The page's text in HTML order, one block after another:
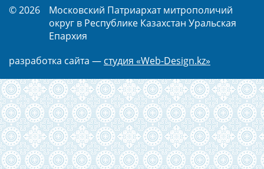
© 2026
Московский Патриархат митрополичий
округ в Республике Казахстан Уральская
Епархия
разработка сайта — студия «Web-Design.kz»